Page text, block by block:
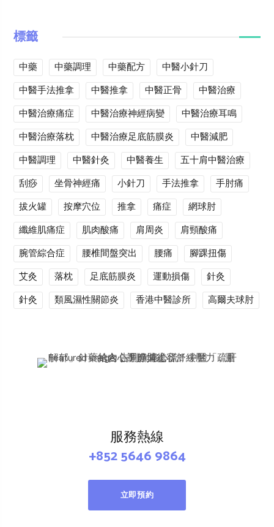
標籤
中藥 中藥調理 中藥配方
中醫小針刀
中醫手法推拿
中醫推拿 中醫正骨
中醫治療
中醫治療痛症
中醫治療神經病變
中醫治療耳鳴
中醫治療落枕
中醫治療足底筋膜炎
中醫減肥
中醫調理
中醫針灸 中醫養生
五十肩中醫治療
刮痧
坐骨神經痛 小針刀 手法推拿
手肘痛
拔火罐
按摩穴位 推拿 痛症
網球肘
纖維肌痛症
肌肉酸痛 肩周炎
肩頸酸痛
腕管綜合症
腰椎間盤突出 腰痛
腳踝扭傷
艾灸
落枕 足底筋膜炎 運動損傷
針灸
針灸
類風濕性關節炎 香港中醫診所 高爾夫球肘
服務熱線
+852 5646 9864
立即預約